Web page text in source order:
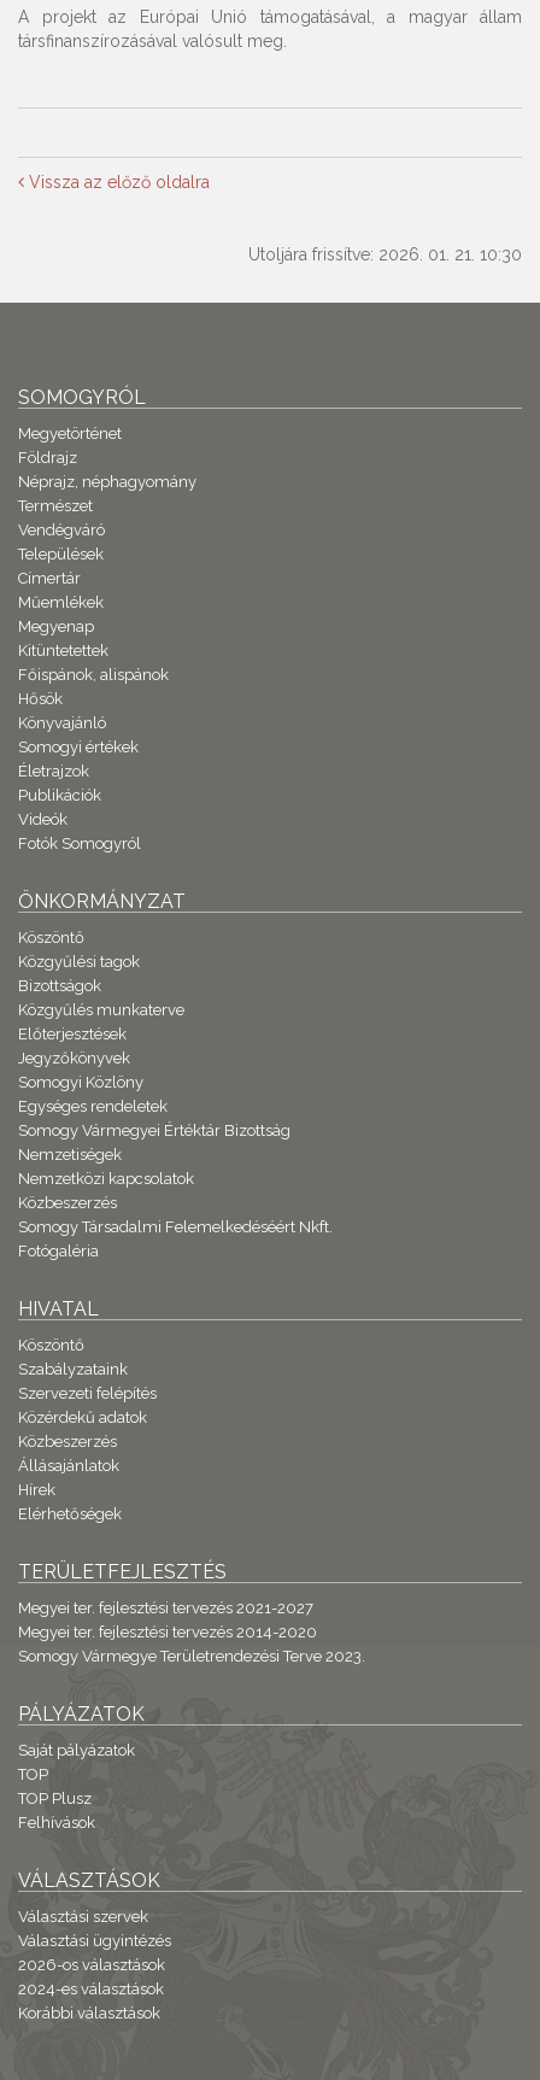
A projekt az Európai Unió támogatásával, a magyar állam
társfinanszírozásával valósult meg.
Vissza az előző oldalra
Utoljára frissítve: 2026. 01. 21. 10:30
SOMOGYRÓL
Megyetörténet
Földrajz
Néprajz, néphagyomány
Természet
Vendégváró
Települések
Címertár
Műemlékek
Megyenap
Kitüntetettek
Főispánok, alispánok
Hősök
Könyvajánló
Somogyi értékek
Életrajzok
Publikációk
Videók
Fotók Somogyról
ÖNKORMÁNYZAT
Köszöntő
Közgyűlési tagok
Bizottságok
Közgyűlés munkaterve
Előterjesztések
Jegyzőkönyvek
Somogyi Közlöny
Egységes rendeletek
Somogy Vármegyei Értéktár Bizottság
Nemzetiségek
Nemzetközi kapcsolatok
Közbeszerzés
Somogy Társadalmi Felemelkedéséért Nkft.
Fotógaléria
HIVATAL
Köszöntő
Szabályzataink
Szervezeti felépítés
Közérdekű adatok
Közbeszerzés
Állásajánlatok
Hírek
Elérhetőségek
TERÜLETFEJLESZTÉS
Megyei ter. fejlesztési tervezés 2021-2027
Megyei ter. fejlesztési tervezés 2014-2020
Somogy Vármegye Területrendezési Terve 2023.
PÁLYÁZATOK
Saját pályázatok
TOP
TOP Plusz
Felhívások
VÁLASZTÁSOK
Választási szervek
Választási ügyintézés
2026-os választások
2024-es választások
Korábbi választások